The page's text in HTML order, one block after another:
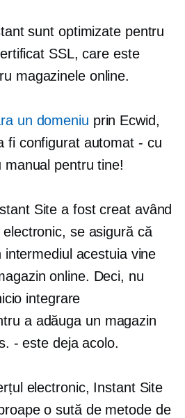
sunt optimizate pentru
SSL, care este
magazinele online.
un domeniu prin Ecwid,
fi configurat automat - cu
pentru tine!
Site a fost creat având
se asigură că
acestuia vine
online. Deci, nu
integrare
a adăuga un magazin
- este deja acolo.
electronic, Instant Site
o sută de metode de